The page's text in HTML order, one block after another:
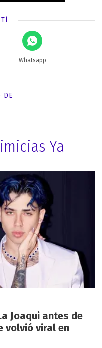
Whatsapp
DE
Ya
Joaqui antes de
volvió viral en